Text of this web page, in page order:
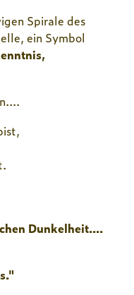
Spirale des
ein Symbol
Dunkelheit....